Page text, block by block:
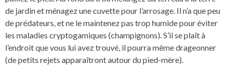
de jardin et ménagez une cuvette pour l’arrosage. Il n’a que peu
de prédateurs, et ne le maintenez pas trop humide pour éviter
les maladies cryptogamiques (champignons). S’il se plaît à
l’endroit que vous lui avez trouvé, il pourra même drageonner
(de petits rejets apparaîtront autour du pied-mère).